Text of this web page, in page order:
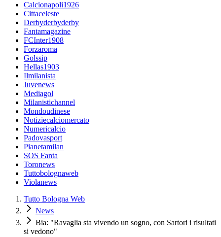
Calcionapoli1926
Cittaceleste
Derbyderbyderby
Fantamagazine
FCInter1908
Forzaroma
Golssip
Hellas1903
Ilmilanista
Juvenews
Mediagol
Milanistichannel
Mondoudinese
Notiziecalciomercato
Numericalcio
Padovasport
Pianetamilan
SOS Fanta
Toronews
Tuttobolognaweb
Violanews
Tutto Bologna Web
News
Bia: "Ravaglia sta vivendo un sogno, con Sartori i risultati
si vedono"